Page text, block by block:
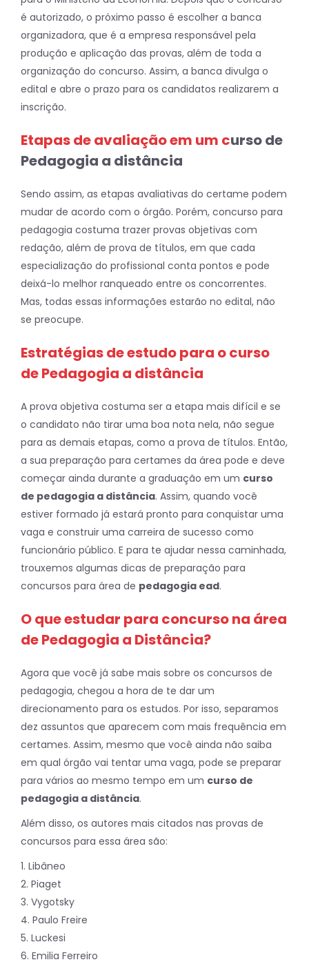
é autorizado, o próximo passo é escolher a banca
organizadora, que é a empresa responsável pela
produção e aplicação das provas, além de toda a
organização do concurso. Assim, a banca divulga o
edital e abre o prazo para os candidatos realizarem a
inscrição.
Etapas de avaliação em um curso de
Pedagogia a distância
Sendo assim, as etapas avaliativas do certame podem
mudar de acordo com o órgão. Porém, concurso para
pedagogia costuma trazer provas objetivas com
redação, além de prova de títulos, em que cada
especialização do profissional conta pontos e pode
deixá-lo melhor ranqueado entre os concorrentes.
Mas, todas essas informações estarão no edital, não
se preocupe.
Estratégias de estudo para o curso
de Pedagogia a distância
A prova objetiva costuma ser a etapa mais difícil e se
o candidato não tirar uma boa nota nela, não segue
para as demais etapas, como a prova de títulos. Então,
a sua preparação para certames da área pode e deve
começar ainda durante a graduação em um curso
de pedagogia a distância. Assim, quando você
estiver formado já estará pronto para conquistar uma
vaga e construir uma carreira de sucesso como
funcionário público. E para te ajudar nessa caminhada,
trouxemos algumas dicas de preparação para
concursos para área de pedagogia ead.
O que estudar para concurso na área
de Pedagogia a Distância?
Agora que você já sabe mais sobre os concursos de
pedagogia, chegou a hora de te dar um
direcionamento para os estudos. Por isso, separamos
dez assuntos que aparecem com mais frequência em
certames. Assim, mesmo que você ainda não saiba
em qual órgão vai tentar uma vaga, pode se preparar
para vários ao mesmo tempo em um curso de
pedagogia a distância.
Além disso, os autores mais citados nas provas de
concursos para essa área são:
1. Libâneo
2. Piaget
3. Vygotsky
4. Paulo Freire
5. Luckesi
6. Emilia Ferreiro